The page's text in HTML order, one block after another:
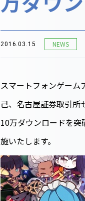
2016.03.15 NEWS
スマートフォンゲーム
己、名古屋証券取引所
10万ダウンロードを
施いたします。